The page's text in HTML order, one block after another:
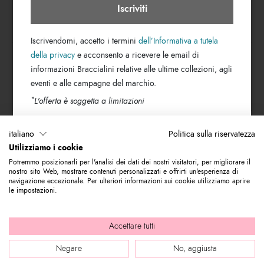
Cerca città
ISCRIVITI ALLA NEWSLETTER
Iscriviti alla nostra newsletter per rimanere sempre aggiornato sulle novità
del mondo Braccialini. Subito per te 10% di sconto da utilizzare sul tuo
primo acquisto.
© 2026 Graziella Braccialini S.p.A. - Sede legale: Via di Casellina
61/D 50018, Scandicci (FI) - P.I. 01388540518 - REA FI - 564449 |
Company info
Credits: bloomart.it
Iscriviti
Iscrivendomi, accetto i terminidell’Informativa a tutela
della privacy e acconsento a ricevere le email di
informazioni Braccialini relative alle ultime collezioni, agli
eventi e alle campagne del marchio.
*L'offerta è soggetta a limitazioni
italiano Politica sulla riservatezza
Utilizziamo i cookie
Potremmo posizionarli per l'analisi dei dati dei nostri visitatori, per migliorare il
nostro sito Web, mostrare contenuti personalizzati e offrirti un'esperienza di
navigazione eccezionale. Per ulteriori informazioni sui cookie utilizziamo aprire
le impostazioni.
Accettare tutti
Negare
No, aggiusta